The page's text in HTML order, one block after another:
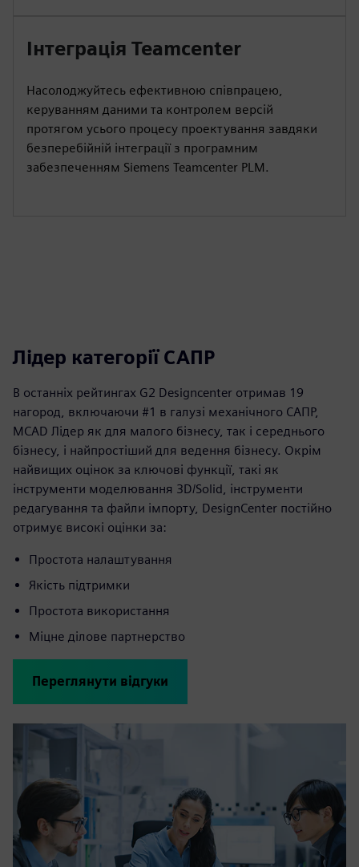
Інтеграція Teamcenter
Насолоджуйтесь ефективною співпрацею,
керуванням даними та контролем версій
протягом усього процесу проектування завдяки
безперебійній інтеграції з програмним
забезпеченням Siemens Teamcenter PLM.
Лідер категорії САПР
В останніх рейтингах G2 Designcenter отримав 19
нагород, включаючи #1 в галузі механічного САПР,
MCAD Лідер як для малого бізнесу, так і середнього
бізнесу, і найпростіший для ведення бізнесу. Окрім
найвищих оцінок за ключові функції, такі як
інструменти моделювання 3D/Solid, інструменти
редагування та файли імпорту, DesignCenter постійно
отримує високі оцінки за:
Простота налаштування
Якість підтримки
Простота використання
Міцне ділове партнерство
Переглянути відгуки